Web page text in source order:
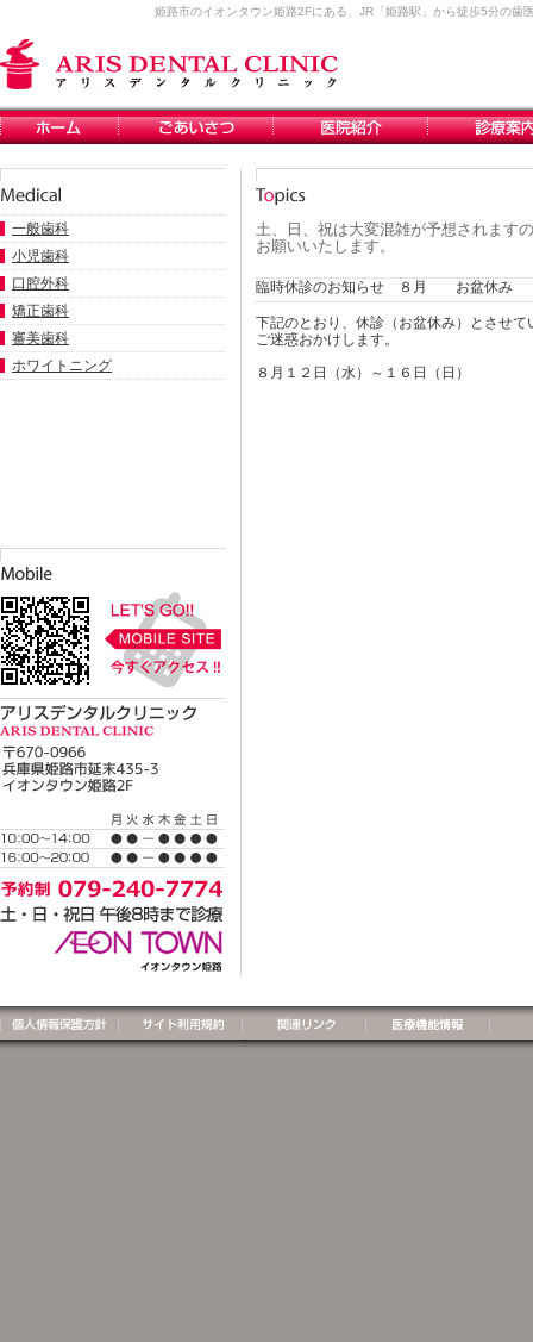
姫路市のイオンタウン姫路2Fにある、JR「姫路駅」から徒歩5分の
一般歯科
小児歯科
口腔外科
矯正歯科
審美歯科
ホワイトニング
土、日、祝は大変混雑が予想されます
お願いいたします。
臨時休診のお知らせ ８月 お盆休み
下記のとおり、休診（お盆休み）とさせて
ご迷惑おかけします。
８月１２日（水）～１６日（日）